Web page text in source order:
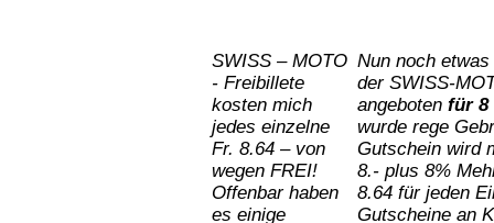
SWISS – MOTO
- Freibillete
kosten mich
jedes einzelne
Fr. 8.64 – von
wegen FREI!
Offenbar haben
es einige
Nun noch
der SWISS-
angeboten für 8
wurde rege
Gutschein wird
8.- plus 8%
8.64 für jeden
Gutscheine an